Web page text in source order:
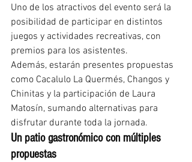
Uno de los atractivos del evento será la
posibilidad de participar en distintos
juegos y actividades recreativas, con
premios para los asistentes.
Además, estarán presentes propuestas
como Cacalulo La Quermés, Changos y
Chinitas y la participación de Laura
Matosín, sumando alternativas para
disfrutar durante toda la jornada.
Un patio gastronómico con múltiples
propuestas